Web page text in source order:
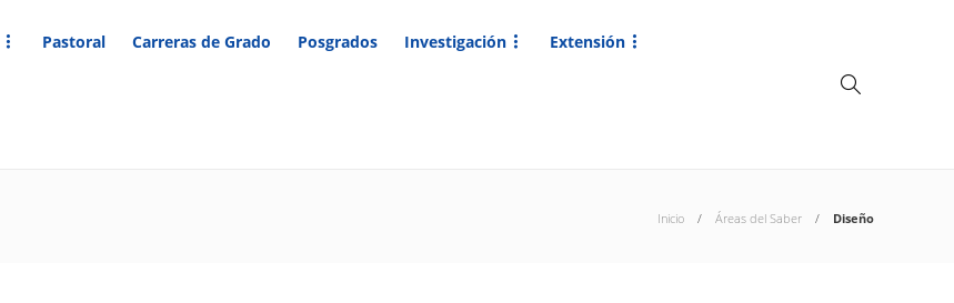
Pastoral Carreras de Grado Posgrados Investigación Extensión
Inicio Áreas del Saber Diseño